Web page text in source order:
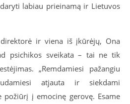
labiau prieinamą ir Lietuvos
direktorė ir viena iš įkūrėjų, Ona
psichikos sveikata – tai ne tik
„Remdamiesi pažangiu
atjauta ir siekdami
požiūrį į emocinę gerovę. Esame